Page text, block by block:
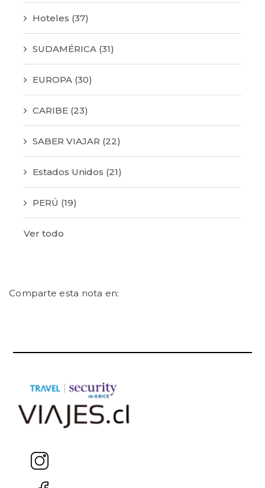
Hoteles (37)
SUDAMÉRICA (31)
EUROPA (30)
CARIBE (23)
SABER VIAJAR (22)
Estados Unidos (21)
PERÚ (19)
Ver todo
Comparte esta nota en: